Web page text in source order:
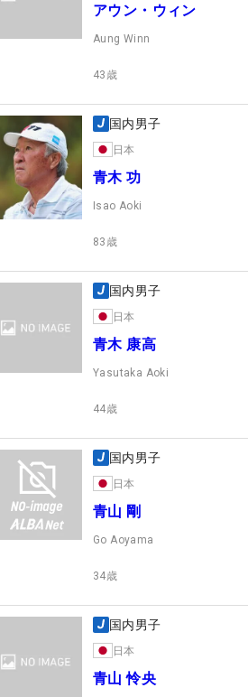
アウン・ウィン
Aung Winn
43 歳
国内男子
日本
青木 功
Isao Aoki
83 歳
国内男子
日本
青木 康高
Yasutaka Aoki
44歳
国内男子
日本
青山 剛
Go Aoyama
34歳
国内男子
日本
青山 怜央